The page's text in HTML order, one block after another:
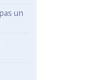
un